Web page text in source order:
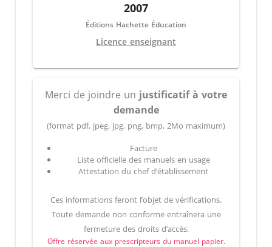
2007
Éditions Hachette Éducation
Licence enseignant
Merci de joindre un justificatif à votre
demande
(format pdf, jpeg, jpg, png, bmp, 2Mo maximum)
Facture
Liste officielle des manuels en usage
Attestation du chef d’établissement
Ces informations feront l’objet de vérifications.
Toute demande non conforme entraînera une
fermeture des droits d’accès.
Offre réservée aux prescripteurs du manuel papier.